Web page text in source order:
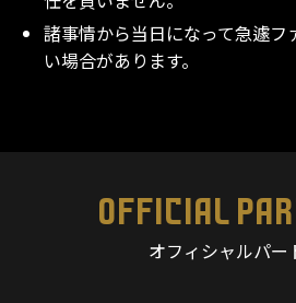
諸事情から当日になって急遽フ
い場合があります。
OFFICIAL
オフィシャルパー